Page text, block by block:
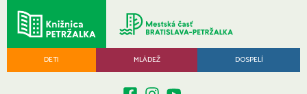
DETI MLÁDEŽ DOSPELÍ